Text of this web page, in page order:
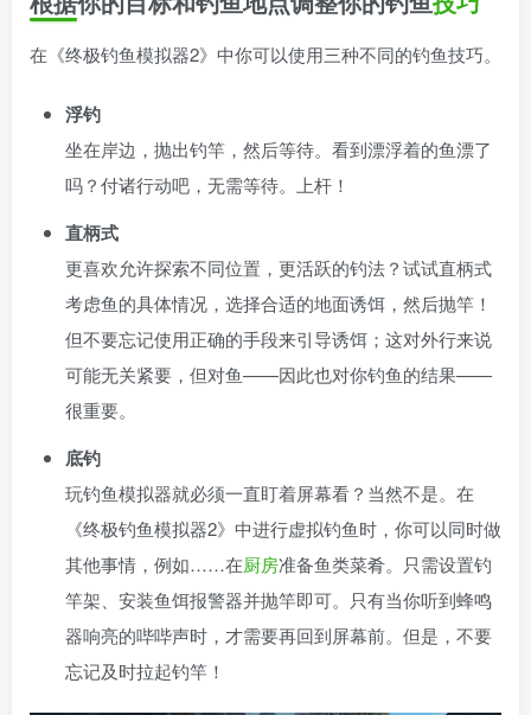
在《终极钓鱼模拟器2》中你可以使用三种不同的钓鱼技巧。
浮钓
坐在岸边，抛出钓竿，然后等待。看到漂浮着的鱼漂了
吗？付诸行动吧，无需等待。上杆！
直柄式
更喜欢允许探索不同位置，更活跃的钓法？试试直柄式
考虑鱼的具体情况，选择合适的地面诱饵，然后抛竿！
但不要忘记使用正确的手段来引导诱饵；这对外行来说
可能无关紧要，但对鱼——因此也对你钓鱼的结果——
很重要。
底钓
玩钓鱼模拟器就必须一直盯着屏幕看？当然不是。在
《终极钓鱼模拟器2》中进行虚拟钓鱼时，你可以同时做
其他事情，例如……在厨房准备鱼类菜肴。只需设置钓
竿架、安装鱼饵报警器并抛竿即可。只有当你听到蜂鸣
器响亮的哔哔声时，才需要再回到屏幕前。但是，不要
忘记及时拉起钓竿！